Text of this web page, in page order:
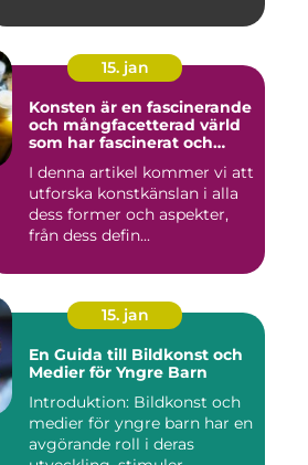
15. jan
Konsten är en fascinerande
och mångfacetterad värld
som har fascinerat och
århundraden
I denna artikel kommer vi att
utforska konstkänslan i alla
dess former och aspekter,
från dess defin...
15. jan
En Guida till Bildkonst och
Medier för Yngre Barn
Introduktion: Bildkonst och
medier för yngre barn har en
avgörande roll i deras